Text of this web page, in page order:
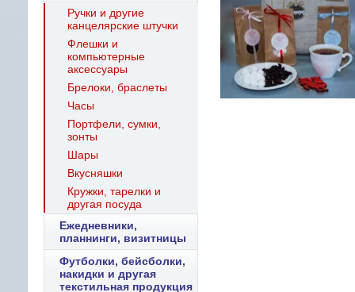
Ручки и другие
канцелярские штучки
Флешки и
компьютерные
аксессуары
Брелоки, браслеты
Часы
Портфели, сумки,
зонты
Шары
Вкусняшки
Кружки, тарелки и
другая посуда
Ежедневники,
планнинги, визитницы
Футболки, бейсболки,
накидки и другая
текстильная продукция